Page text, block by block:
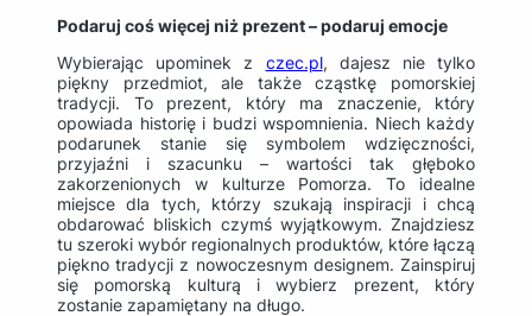
Podaruj coś więcej niż prezent – podaruj emocje
Wybierając upominek z czec.pl, dajesz nie tylko
piękny przedmiot, ale także cząstkę pomorskiej
tradycji. To prezent, który ma znaczenie, który
opowiada historię i budzi wspomnienia. Niech każdy
podarunek stanie się symbolem wdzięczności,
przyjaźni i szacunku – wartości tak głęboko
zakorzenionych w kulturze Pomorza. To idealne
miejsce dla tych, którzy szukają inspiracji i chcą
obdarować bliskich czymś wyjątkowym. Znajdziesz
tu szeroki wybór regionalnych produktów, które łączą
piękno tradycji z nowoczesnym designem. Zainspiruj
się pomorską kulturą i wybierz prezent, który
zostanie zapamiętany na długo.